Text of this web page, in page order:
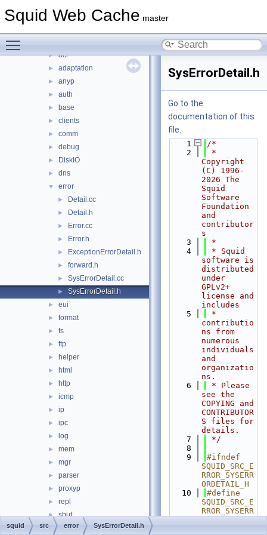
Squid Web Cache master
► lib
► acl
► adaptation
► anyp
► auth
► base
► clients
► comm
► debug
► DiskIO
► dns
▼ error
► Detail.cc
► Detail.h
► Error.cc
► Error.h
► ExceptionErrorDetail.h
► forward.h
► SysErrorDetail.cc
► SysErrorDetail.h
► eui
► format
► fs
► ftp
► helper
► html
► http
► icmp
► ip
► ipc
► log
► mem
► mgr
► parser
► proxyp
► repl
► sbuf
► security
SysErrorDetail.h
Go to the
documentation of this
file.
    1
/*
    2
*
Copyright
(C) 1996-
2026 The
Squid
Software
Foundation
and
contributor
s
    3
*
    4
* Squid
software is
distributed
under
GPLv2+
license and
includes
    5
*
contributio
ns from
numerous
individuals
and
organizatio
ns.
    6
* Please
see the
COPYING and
CONTRIBUTOR
S files for
details.
    7
*/
    8
    9
#ifndef
SQUID_SRC_E
RROR_SYSERR
ORDETAIL_H
   10
#define
SQUID_SRC_E
RROR_SYSERR
squid src error SysErrorDetail.h